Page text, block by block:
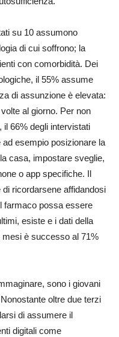
su 10 assumono
di cui soffrono; la
con comorbidità. Dei
il 55% assume
di assunzione è elevata:
al giorno. Per non
66% degli intervistati
ad esempio posizionare la
casa, impostare sveglie,
o app specifiche. Il
ricordarsene affidandosi
farmaco possa essere
esiste e i dati della
è successo al 71%
sono i giovani
oltre due terzi
di assumere il
digitali come